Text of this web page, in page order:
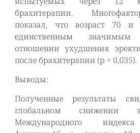
брахитерапии.
показал, что возраст 70
единственным
отношении ухудшения
после брахитерапии (р = 0,035).
Выводы:
Полученные результаты
глобальном снижении
Международного